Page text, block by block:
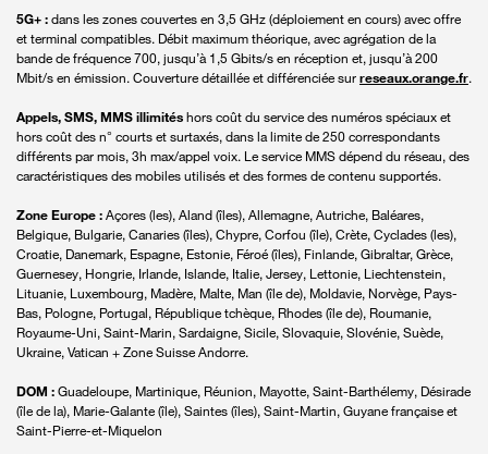
5G+ : dans les zones couvertes en 3,5 GHz (déploiement en cours) avec offre
et terminal compatibles. Débit maximum théorique, avec agrégation de la
bande de fréquence 700, jusqu’à 1,5 Gbits/s en réception et, jusqu’à 200
Mbit/s en émission. Couverture détaillée et différenciée sur reseaux.orange.fr.
Appels, SMS, MMS illimités hors coût du service des numéros spéciaux et
hors coût des n° courts et surtaxés, dans la limite de 250 correspondants
différents par mois, 3h max/appel voix. Le service MMS dépend du réseau, des
caractéristiques des mobiles utilisés et des formes de contenu supportés.
Zone Europe : Açores (les), Aland (îles), Allemagne, Autriche, Baléares,
Belgique, Bulgarie, Canaries (îles), Chypre, Corfou (île), Crète, Cyclades (les),
Croatie, Danemark, Espagne, Estonie, Féroé (îles), Finlande, Gibraltar, Grèce,
Guernesey, Hongrie, Irlande, Islande, Italie, Jersey, Lettonie, Liechtenstein,
Lituanie, Luxembourg, Madère, Malte, Man (île de), Moldavie, Norvège, Pays-
Bas, Pologne, Portugal, République tchèque, Rhodes (île de), Roumanie,
Royaume-Uni, Saint-Marin, Sardaigne, Sicile, Slovaquie, Slovénie, Suède,
Ukraine, Vatican + Zone Suisse Andorre.
DOM : Guadeloupe, Martinique, Réunion, Mayotte, Saint-Barthélemy, Désirade
(île de la), Marie-Galante (île), Saintes (îles), Saint-Martin, Guyane française et
Saint-Pierre-et-Miquelon